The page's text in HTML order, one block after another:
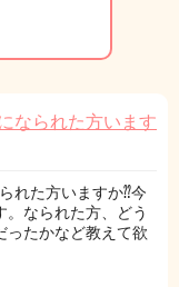
なられた方います
れた方いますか⁇今
。なられた方、どう
ったかなど教えて欲